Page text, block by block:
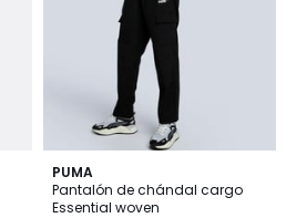
PUMA
Pantalón de chándal cargo
Essential woven
5
/
5